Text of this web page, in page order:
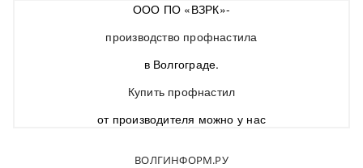
ООО ПО «ВЗРК»-
производство профнастила
в Волгограде.
Купить профнастил
от производителя можно у нас
ВОЛГИНФОРМ.РУ